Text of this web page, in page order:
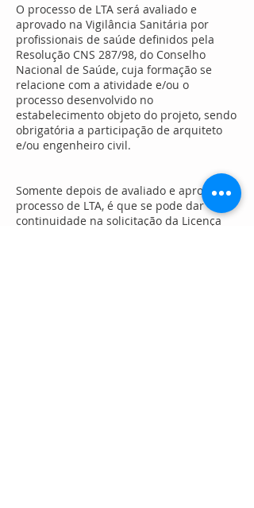
O processo de LTA será avaliado e
aprovado na Vigilância Sanitária por
profissionais de saúde definidos pela
Resolução CNS 287/98, do Conselho
Nacional de Saúde, cuja formação se
relacione com a atividade e/ou o
processo desenvolvido no
estabelecimento objeto do projeto, sendo
obrigatória a participação de arquiteto
e/ou engenheiro civil.
Somente depois de avaliado e aprovado o
processo de LTA, é que se pode dar
continuidade na solicitação da Licença